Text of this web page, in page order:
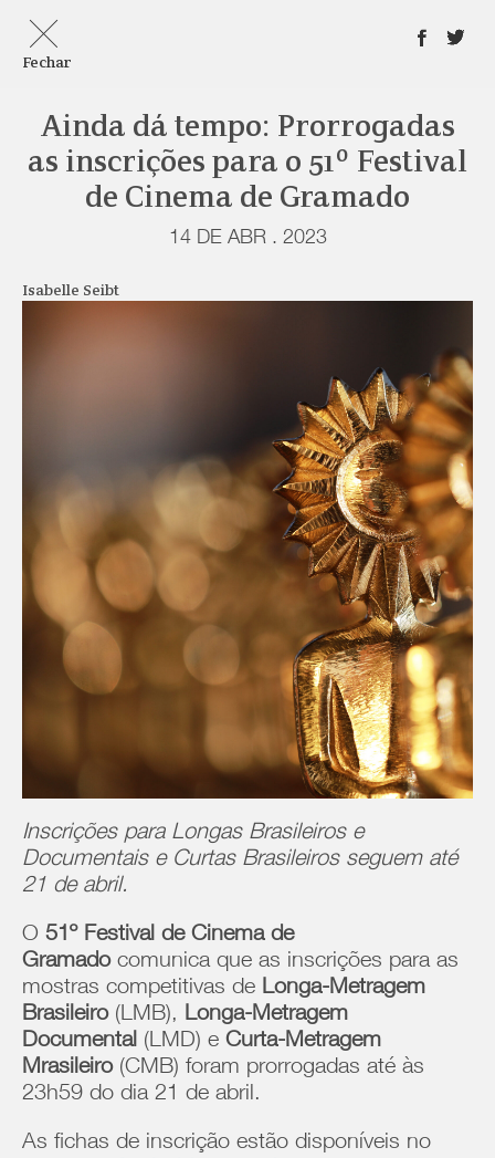
Fechar
Ainda dá tempo: Prorrogadas
as inscrições para o 51º Festival
de Cinema de Gramado
14 DE ABR . 2023
Isabelle Seibt
Inscrições para Longas Brasileiros e
Documentais e Curtas Brasileiros seguem até
21 de abril.
O 51º Festival de Cinema de
Gramadocomunica que as inscrições para as
mostras competitivas de Longa-Metragem
Brasileiro(LMB), Longa-Metragem
Documental (LMD) e Curta-Metragem
Mrasileiro(CMB) foram prorrogadas até às
23h59 do dia 21 de abril.
As fichas de inscrição estão disponíveis no